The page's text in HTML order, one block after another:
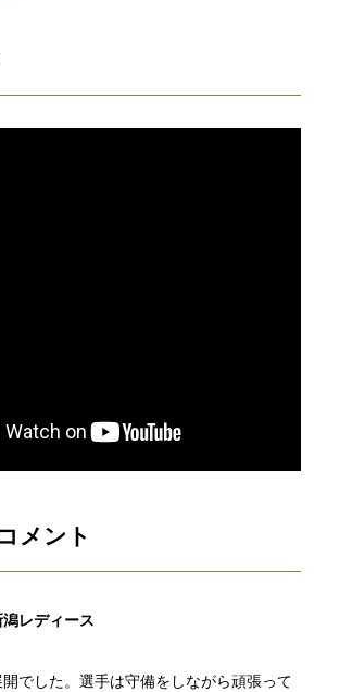
メント
レディース
でした。選手は守備をしながら頑張って